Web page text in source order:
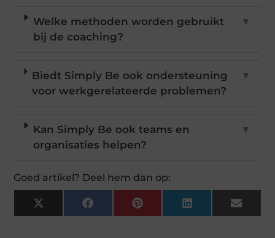
Welke methoden worden gebruikt
bij de coaching?
▼
Biedt Simply Be ook ondersteuning
voor werkgerelateerde problemen?
▼
Kan Simply Be ook teams en
organisaties helpen?
▼
Goed artikel? Deel hem dan op:
X
(Twitter)
FacebookPinterestLinkedInEmail